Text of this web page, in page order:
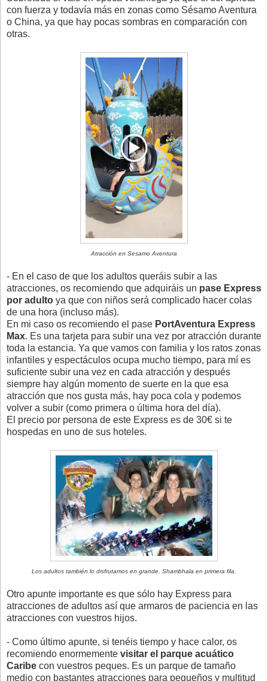
con fuerza y todavía más en zonas como Sésamo Aventura
o China, ya que hay pocas sombras en comparación con
otras.
Atracción en Sesamo Aventura
- En el caso de que los adultos queráis subir a las
atracciones, os recomiendo que adquiráis un pase Express
por adulto ya que con niños será complicado hacer colas
de una hora (incluso más).
En mi caso os recomiendo el pase PortAventura Express
Max. Es una tarjeta para subir una vez por atracción durante
toda la estancia. Ya que vamos con familia y los ratos zonas
infantiles y espectáculos ocupa mucho tiempo, para mí es
suficiente subir una vez en cada atracción y después
siempre hay algún momento de suerte en la que esa
atracción que nos gusta más, hay poca cola y podemos
volver a subir (como primera o última hora del día).
El precio por persona de este Express es de 30€ si te
hospedas en uno de sus hoteles.
Los adultos también lo disfrutamos en grande. Shambhala en primera fila.
Otro apunte importante es que sólo hay Express para
atracciones de adultos así que armaros de paciencia en las
atracciones con vuestros hijos.
- Como último apunte, si tenéis tiempo y hace calor, os
recomiendo enormemente visitar el parque acuático
Caribe con vuestros peques. Es un parque de tamaño
medio con bastantes atracciones para pequeños y multitud